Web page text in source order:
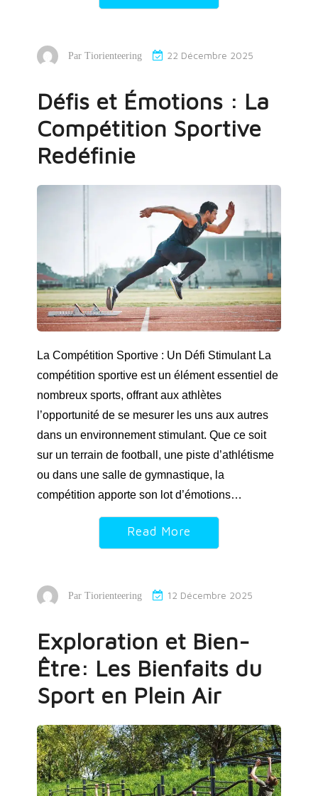
Par Tiorienteering 22 Décembre 2025
Défis et Émotions : La
Compétition Sportive
Redéfinie
La Compétition Sportive : Un Défi Stimulant La
compétition sportive est un élément essentiel de
nombreux sports, offrant aux athlètes
l’opportunité de se mesurer les uns aux autres
dans un environnement stimulant. Que ce soit
sur un terrain de football, une piste d’athlétisme
ou dans une salle de gymnastique, la
compétition apporte son lot d’émotions…
Read More
Par Tiorienteering 12 Décembre 2025
Exploration et Bien-
Être: Les Bienfaits du
Sport en Plein Air